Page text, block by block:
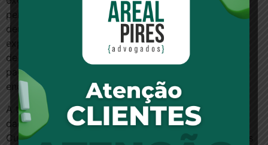
permanência do ex-empregado aposentado ou
demitido sem justa causa, salvo disposição contrária
expressa em contrato, acordo ou convenção coletiva
de trabalho, não caracterizando contribuição o
pagamento apenas de coparticipação, tampouco se
enquadrando o plano como salário indireto.
A tese foi cadastrada comoTema 989na base de
dados do STJ. A relatoria foi do ministro Villas Bôas
Cueva, que destacou que uma das condições exigidas